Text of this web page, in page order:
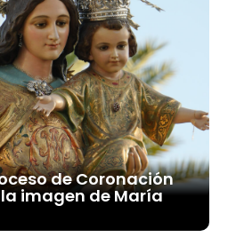
de Coronación
imagen de María